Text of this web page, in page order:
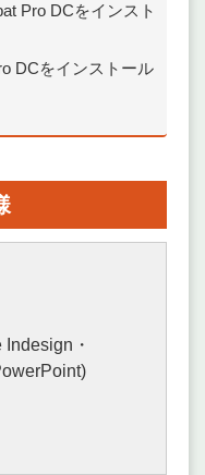
Pro DCをインスト
DCをインストール
・